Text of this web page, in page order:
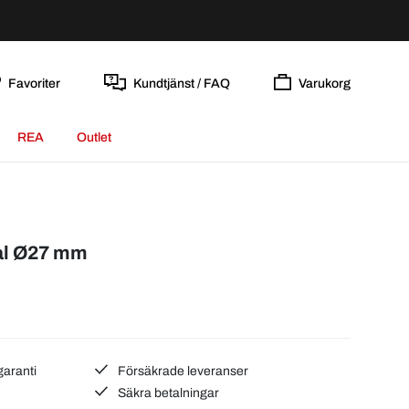
Favoriter Kundtjänst / FAQ Varukorg
REA Outlet
Ø27 mm
Försäkrade leveranser
Säkra betalningar